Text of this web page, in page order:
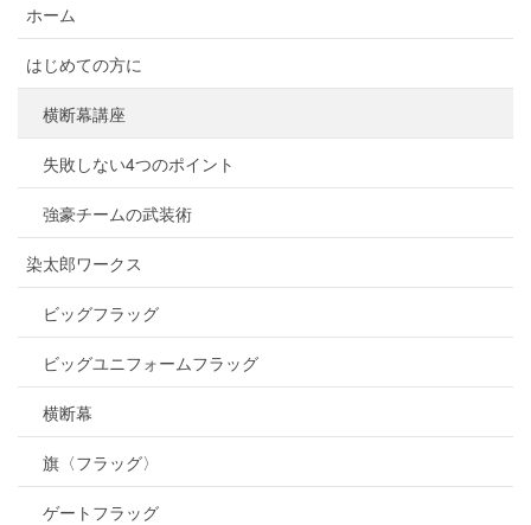
ホーム
はじめての方に
横断幕講座
失敗しない4つのポイント
強豪チームの武装術
染太郎ワークス
ビッグフラッグ
ビッグユニフォームフラッグ
横断幕
旗〈フラッグ〉
ゲートフラッグ